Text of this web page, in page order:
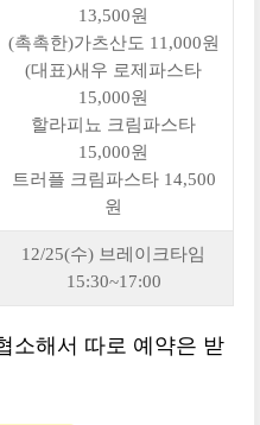
13,500원
(촉촉한)가츠산도 11,000원
(대표)새우 로제파스타
15,000원
할라피뇨 크림파스타
15,000원
트러플 크림파스타 14,500
원
12/25(수) 브레이크타임
15:30~17:00
소해서 따로 예약은 받